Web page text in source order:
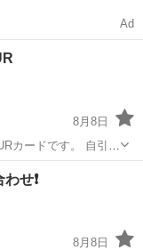
Ad
8月8日
カードです。 自引き
目ではありますが
の為、プレイ用とし
ホロライブ
せ❗
8月8日